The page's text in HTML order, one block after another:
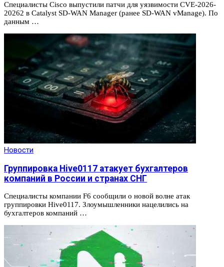
Специалисты Cisco выпустили патчи для уязвимости CVE-2026-
20262 в Catalyst SD-WAN Manager (ранее SD-WAN vManage). По
данным …
Новости
Группировка Hive0117 атакует бухгалтеров
компаний в России и странах СНГ
Специалисты компании F6 сообщили о новой волне атак
группировки Hive0117. Злоумышленники нацелились на
бухгалтеров компаний …